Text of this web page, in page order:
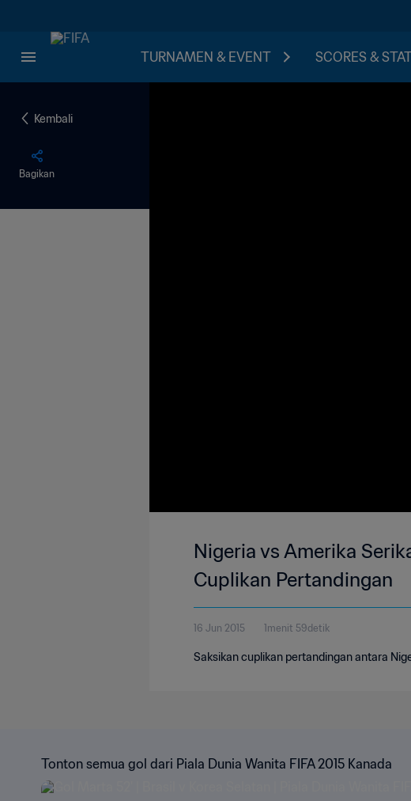
TURNAMEN & EVENT SCORES &
Kembali
Bagikan
Nigeria vs Amerika
Cuplikan Pertandingan
16 Jun 2015 1menit 59detik
Saksikan cuplikan pertandingan antara
Tonton semua gol dari Piala Dunia Wanita FIFA 2015 Kanada